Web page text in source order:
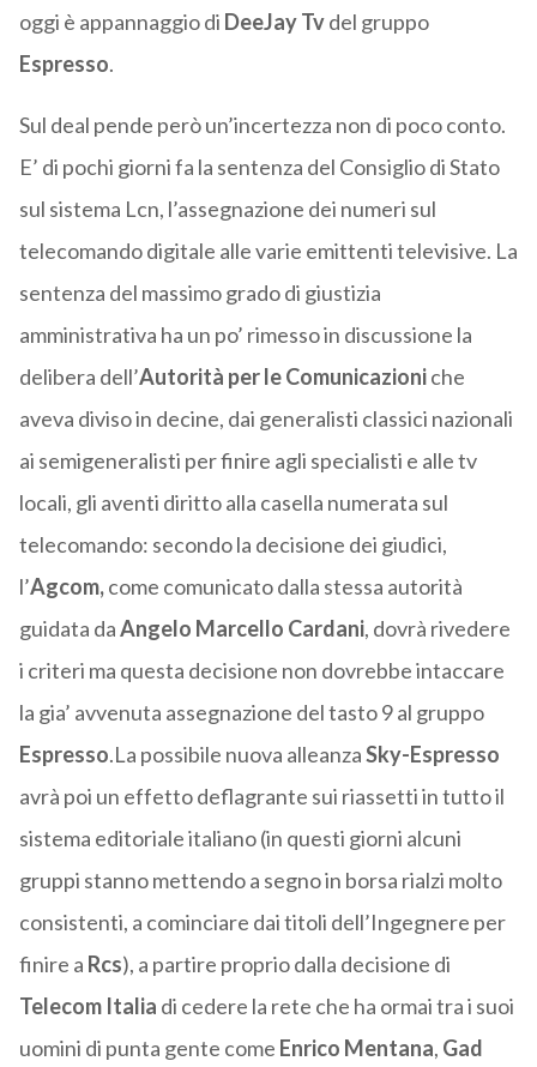
oggi è appannaggio di DeeJay Tvdel gruppo
Espresso.
Sul deal pende però un’incertezza non di poco conto.
E’ di pochi giorni fa la sentenza del Consiglio di Stato
sul sistema Lcn, l’assegnazione dei numeri sul
telecomando digitale alle varie emittenti televisive. La
sentenza del massimo grado di giustizia
amministrativa ha un po’ rimesso in discussione la
delibera dell’Autorità per le Comunicazioniche
aveva diviso in decine, dai generalisti classici nazionali
ai semigeneralisti per finire agli specialisti e alle tv
locali, gli aventi diritto alla casella numerata sul
telecomando: secondo la decisione dei giudici,
l’Agcom,come comunicato dalla stessa autorità
guidata daAngelo Marcello Cardani, dovrà rivedere
i criteri ma questa decisione non dovrebbe intaccare
la gia’ avvenuta assegnazione del tasto 9 al gruppo
Espresso.La possibile nuova alleanzaSky-Espresso
avrà poi un effetto deflagrante sui riassetti in tutto il
sistema editoriale italiano (in questi giorni alcuni
gruppi stanno mettendo a segno in borsa rialzi molto
consistenti, a cominciare dai titoli dell’Ingegnere per
finire a Rcs), a partire proprio dalla decisione di
Telecom Italia di cedere la rete che ha ormai tra i suoi
uomini di punta gente come Enrico Mentana, Gad